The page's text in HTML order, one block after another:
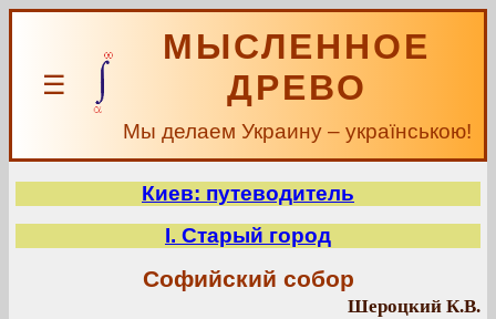
☰
МЫСЛЕННОЕ
ДРЕВО
Мы делаем Украину – українською!
Киев: путеводитель
I. Старый город
Софийский собор
Шероцкий К.В.